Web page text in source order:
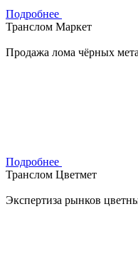
Подробнее
Транслом Маркет
Продажа лома чёрных
Подробнее
Транслом Цветмет
Экспертиза рынков